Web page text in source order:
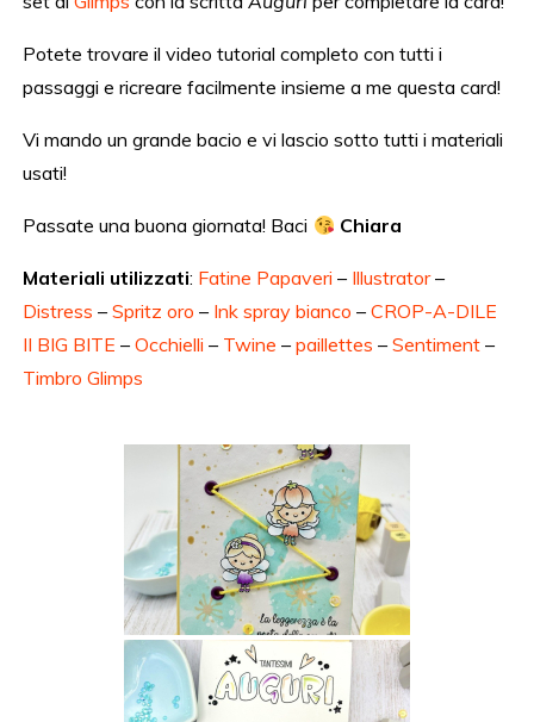
Potete trovare il video tutorial completo con tutti i
passaggi e ricreare facilmente insieme a me questa card!
Vi mando un grande bacio e vi lascio sotto tutti i materiali
usati!
Passate una buona giornata! Baci Chiara
Materiali utilizzati: Fatine Papaveri – Illustrator–
Distress –Spritz oro – Ink spray bianco –CROP-A-DILE
II BIG BITE –Occhielli – Twine –paillettes –Sentiment –
Timbro Glimps